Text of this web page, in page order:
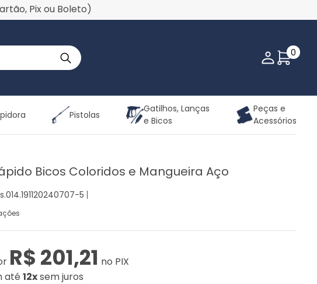
Pix ou Boleto)
Minha
0
Pistolas
Gatilhos, Lanças
e Bicos
Peças e
Acessórios
Bicos Coloridos e Mangueira Aço
5
R$ 201,21 no PIX
até 12xsem juros